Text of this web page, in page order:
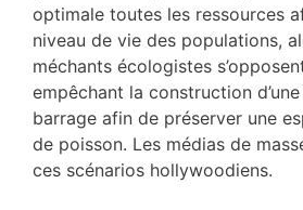
optimale toutes les ressources
niveau de vie des populations,
méchants écologistes
empêchant la construction d’une
barrage afin de préserver une
de poisson. Les médias de
ces scénarios hollywoodiens.